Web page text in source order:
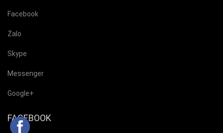
Facebook
Zalo
Skype
Messenger
Google+
FACEBOOK